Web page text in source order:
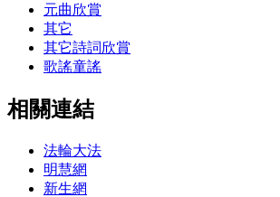
元曲欣賞
其它
其它詩詞欣賞
歌謠童謠
相關連結
法輪大法
明慧網
新生網